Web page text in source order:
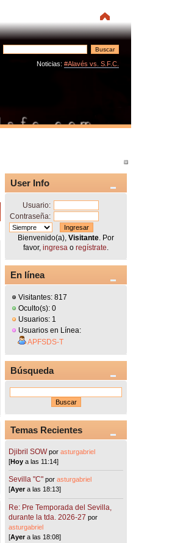
Noticias: #Alavés vs. S.F.C.
User Info
Usuario:
Contraseña:
Bienvenido(a),Visitante . Por
favor,ingresa oregístrate
En línea
Visitantes: 817
Oculto(s): 0
Usuarios: 1
Usuarios en Línea:
APFSDS-T
Búsqueda
Temas Recientes
Djibril SOW porasturgabriel
[Hoy a las 11:14]
Sevilla "C"porasturgabriel
[Ayera las 18:13]
Re: Pre Temporada del Sevilla,
durante la tda. 2026-27 por
asturgabriel
[Ayera las 18:08]